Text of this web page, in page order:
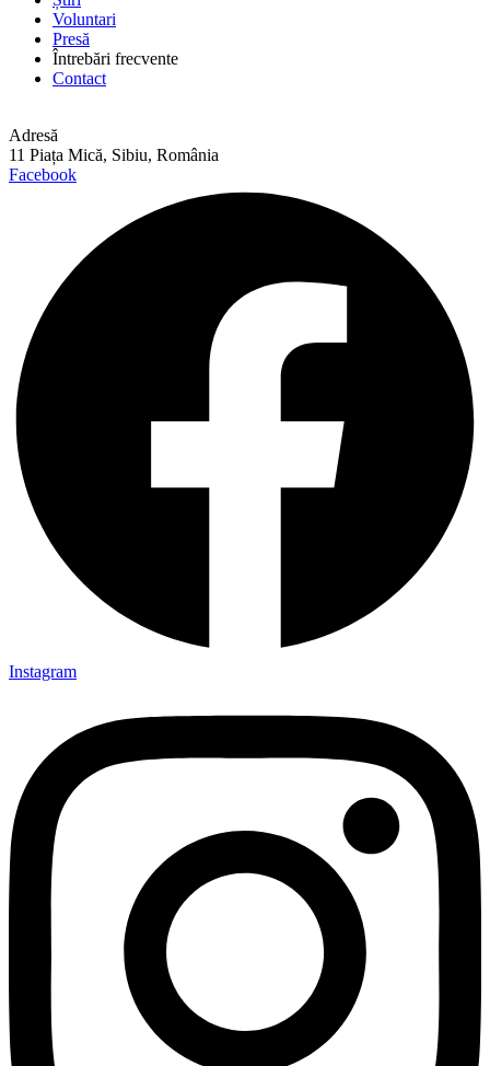
Voluntari
Presă
Întrebări frecvente
Contact
Adresă
11 Piața Mică, Sibiu, România
Facebook
Instagram